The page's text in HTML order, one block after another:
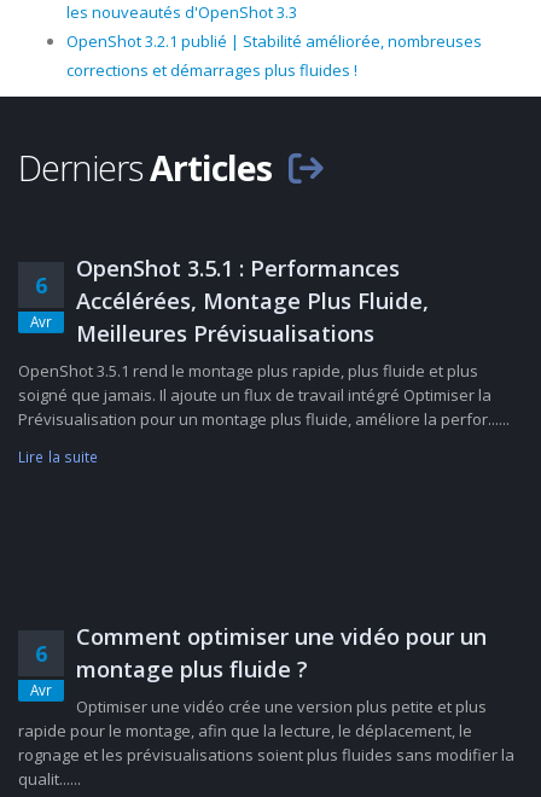
les nouveautés d'OpenShot 3.3
OpenShot 3.2.1 publié | Stabilité améliorée, nombreuses
corrections et démarrages plus fluides !
DerniersArticles
6
Avr
OpenShot 3.5.1 : Performances
Accélérées, Montage Plus Fluide,
Meilleures Prévisualisations
OpenShot 3.5.1 rend le montage plus rapide, plus fluide et plus
soigné que jamais. Il ajoute un flux de travail intégré Optimiser la
Prévisualisation pour un montage plus fluide, améliore la perfor......
Lire la suite
6
Avr
Comment optimiser une vidéo pour un
montage plus fluide ?
Optimiser une vidéo crée une version plus petite et plus
rapide pour le montage, afin que la lecture, le déplacement, le
rognage et les prévisualisations soient plus fluides sans modifier la
qualit......